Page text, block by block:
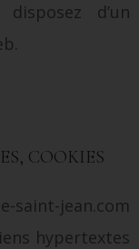
d’un
COOKIES
jean.com
hypertextes